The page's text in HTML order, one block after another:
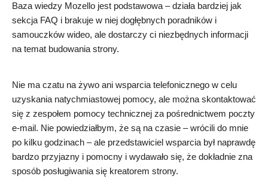
Baza wiedzy Mozello jest podstawowa – działa bardziej jak
sekcja FAQ i brakuje w niej dogłębnych poradników i
samouczków wideo, ale dostarczy ci niezbędnych informacji
na temat budowania strony.
Nie ma czatu na żywo ani wsparcia telefonicznego w celu
uzyskania natychmiastowej pomocy, ale można skontaktować
się z zespołem pomocy technicznej za pośrednictwem poczty
e-mail. Nie powiedziałbym, że są na czasie – wrócili do mnie
po kilku godzinach – ale przedstawiciel wsparcia był naprawdę
bardzo przyjazny i pomocny i wydawało się, że dokładnie zna
sposób posługiwania się kreatorem strony.